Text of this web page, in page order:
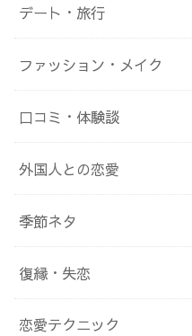
デート・旅行
ファッション・メイク
口コミ・体験談
外国人との恋愛
季節ネタ
復縁・失恋
恋愛テクニック